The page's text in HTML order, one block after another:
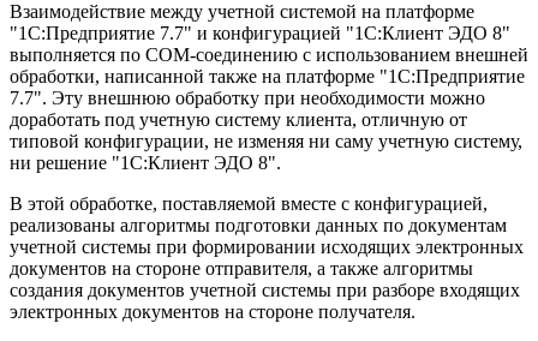
Взаимодействие между учетной системой на платформе
"1С:Предприятие 7.7" и конфигурацией "1С:Клиент ЭДО 8"
выполняется по COM-соединению с использованием внешней
обработки, написанной также на платформе "1С:Предприятие
7.7". Эту внешнюю обработку при необходимости можно
доработать под учетную систему клиента, отличную от
типовой конфигурации, не изменяя ни саму учетную систему,
ни решение "1С:Клиент ЭДО 8".
В этой обработке, поставляемой вместе с конфигурацией,
реализованы алгоритмы подготовки данных по документам
учетной системы при формировании исходящих электронных
документов на стороне отправителя, а также алгоритмы
создания документов учетной системы при разборе входящих
электронных документов на стороне получателя.